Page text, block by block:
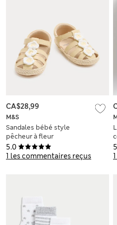
5.0
1 les commentaires reçus
M&S
Sandales bébé style
pêcheur à fleur
(jusqu’au 18 mois)
CA$28,99